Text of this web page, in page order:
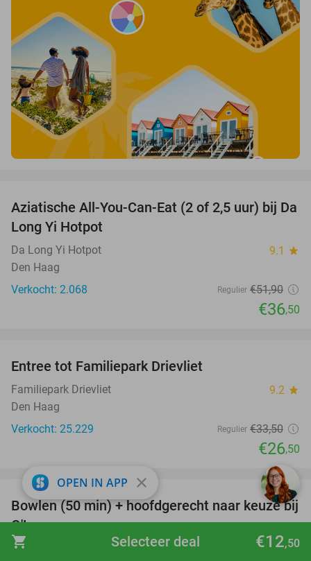
shopping_cart €12,50
Selecteer deal
30%
Aziatische All-You-Can-Eat (2 of 2,5 uur) bij Da
Long Yi Hotpot
Da Long Yi Hotpot 9.1 star
Den Haag
Verkocht: 2.068
Regulier €51,90
€36,50
Entree tot Familiepark Drievliet
Familiepark Drievliet 9.2 star
Den Haag
Verkocht: 25.229
Regulier €33,50
€26,50
38%
favorite_border
Bowlen (50 min) + hoofdgerecht naar keuze bij
O'Learys
O´Learys Mall of the Netherlands 8.5star
OPEN IN APP close